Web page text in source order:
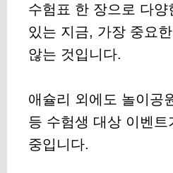
수험표 한 장으로 다
있는 지금, 가장 중요
않는 것입니다.
애슐리 외에도 놀이공
등 수험생 대상 이벤트
중입니다.